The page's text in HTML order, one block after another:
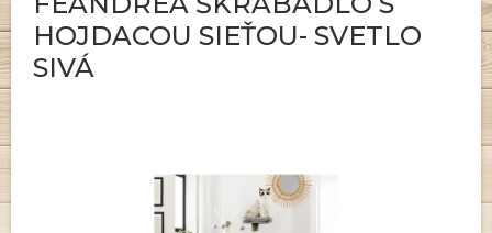
HOJDACOU SIEŤOU- SVETLO
SIVÁ